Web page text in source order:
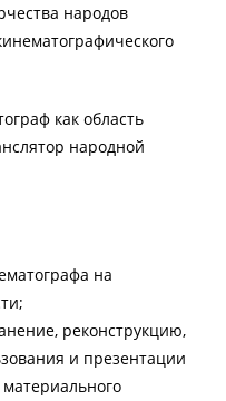
народов
как область
народной
на
реконструкцию,
и презентации